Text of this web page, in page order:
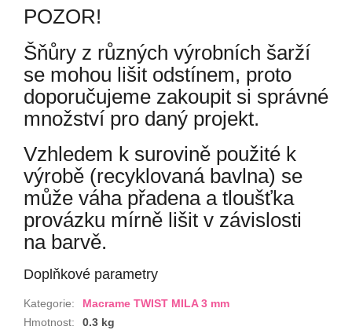
POZOR!
Šňůry z různých výrobních šarží
se mohou lišit odstínem, proto
doporučujeme zakoupit si správné
množství pro daný projekt.
Vzhledem k surovině použité k
výrobě (recyklovaná bavlna) se
může váha přadena a tloušťka
provázku mírně lišit v závislosti
na barvě.
Doplňkové parametry
Kategorie:
Macrame TWIST MILA 3 mm
Hmotnost:
0.3 kg